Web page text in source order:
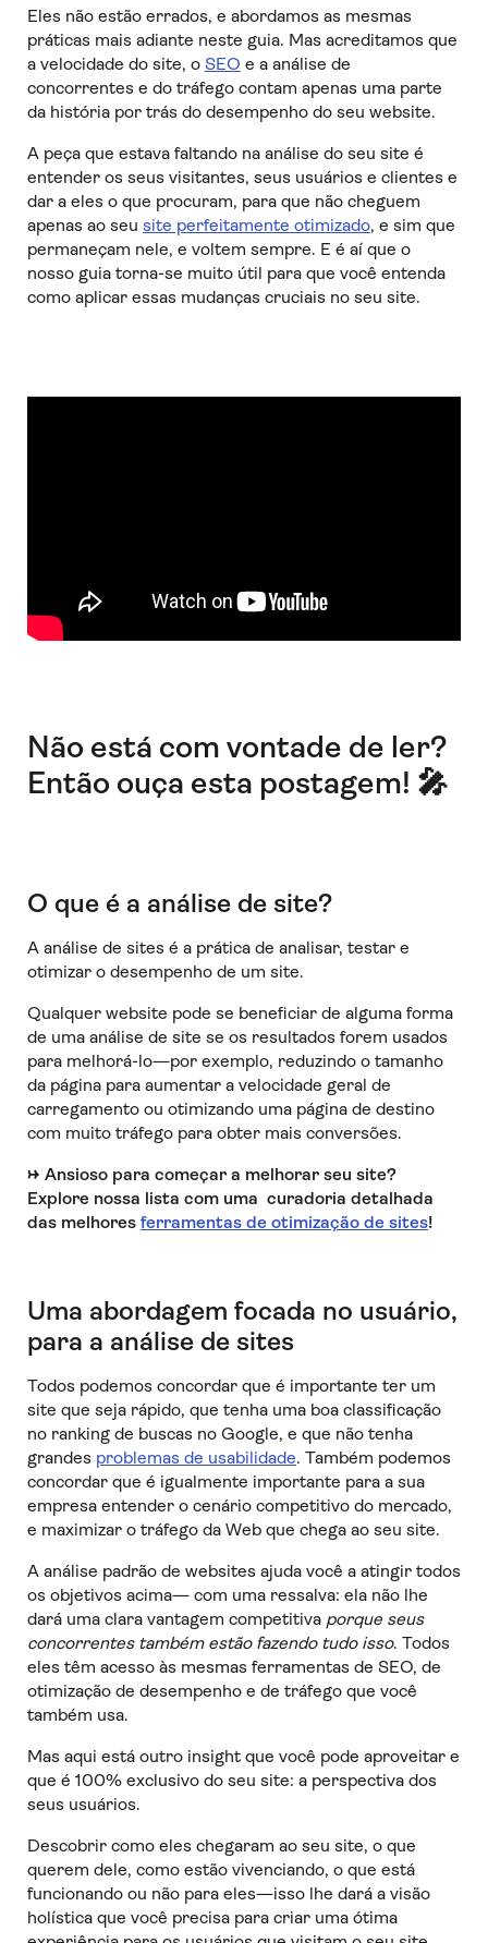
Eles não estão errados, e abordamos as mesmas
práticas mais adiante neste guia. Mas acreditamos que
a velocidade do site, o SEO e a análise de
concorrentes e do tráfego contam apenas uma parte
da história por trás do desempenho do seu website.
A peça que estava faltando na análise do seu site é
entender os seus visitantes, seus usuários e clientes e
dar a eles o que procuram, para que não cheguem
apenas ao seu site perfeitamente otimizado, e sim que
permaneçam nele, e voltem sempre. E é aí que o
nosso guia torna-se muito útil para que você entenda
como aplicar essas mudanças cruciais no seu site.
Não está com vontade de ler?
Então ouça esta postagem! 🎤
O que é a análise de site?
A análise de sites é a prática de analisar, testar e
otimizar o desempenho de um site.
Qualquer website pode se beneficiar de alguma forma
de uma análise de site se os resultados forem usados
para melhorá-lo—por exemplo, reduzindo o tamanho
da página para aumentar a velocidade geral de
carregamento ou otimizando uma página de destino
com muito tráfego para obter mais conversões.
→ Ansioso para começar a melhorar seu site?
Explore nossa lista com uma curadoria detalhada
das melhores ferramentas de otimização de sites!
Uma abordagem focada no usuário,
para a análise de sites
Todos podemos concordar que é importante ter um
site que seja rápido, que tenha uma boa classificação
no ranking de buscas no Google, e que não tenha
grandes problemas de usabilidade. Também podemos
concordar que é igualmente importante para a sua
empresa entender o cenário competitivo do mercado,
e maximizar o tráfego da Web que chega ao seu site.
A análise padrão de websites ajuda você a atingir todos
os objetivos acima— com uma ressalva: ela não lhe
dará uma clara vantagem competitiva porque seus
concorrentes também estão fazendo tudo isso. Todos
eles têm acesso às mesmas ferramentas de SEO, de
otimização de desempenho e de tráfego que você
também usa.
Mas aqui está outro insight que você pode aproveitar e
que é 100% exclusivo do seu site: a perspectiva dos
seus usuários.
Descobrir como eles chegaram ao seu site, o que
querem dele, como estão vivenciando, o que está
funcionando ou não para eles—isso lhe dará a visão
holística que você precisa para criar uma ótima